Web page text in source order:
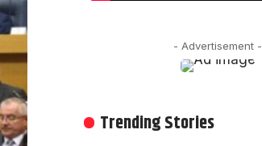
- Advertisement -
Trending Stories